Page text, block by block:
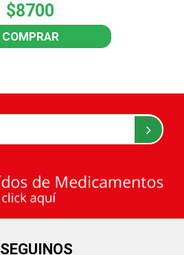
$8700
COMPRAR
SEGUINOS